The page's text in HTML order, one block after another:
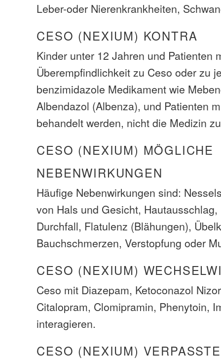
Leber-oder Nierenkrankheiten,
CESO (NEXIUM) KONTRA
Kinder unter 12 Jahren und Patienten
Überempfindlichkeit zu Ceso oder zu
benzimidazole Medikament wie
Albendazol (Albenza), und Patienten
behandelt werden, nicht die Medizin
CESO (NEXIUM) MÖGLICHE
NEBENWIRKUNGEN
Häufige Nebenwirkungen sind:
von Hals und Gesicht,
Durchfall, Flatulenz (Blähungen),
Bauchschmerzen, Verstopfung oder
CESO (NEXIUM)
Ceso mit Diazepam, Ketoconazol
Citalopram, Clomipramin, Phenytoin,
interagieren.
CESO (NEXIUM)